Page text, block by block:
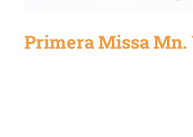
Primera Missa